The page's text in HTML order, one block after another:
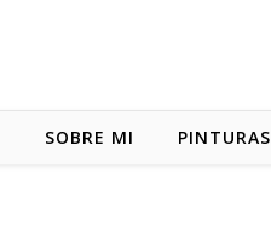
SOBRE MI PINTURAS